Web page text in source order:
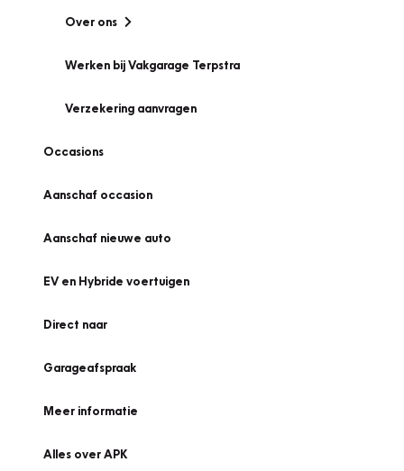
Over ons
Werken bij Vakgarage Terpstra
Verzekering aanvragen
Occasions
Aanschaf occasion
Aanschaf nieuwe auto
EV en Hybride voertuigen
Direct naar
Garageafspraak
Meer informatie
Alles over APK